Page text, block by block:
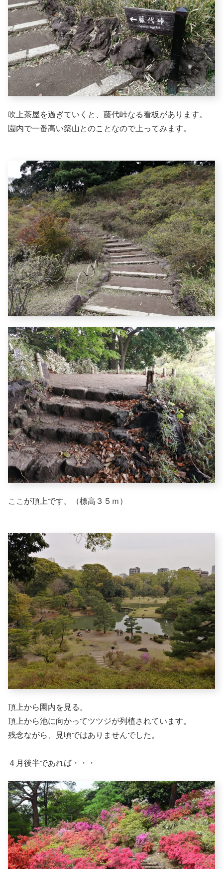
吹上茶屋を過ぎていくと、藤代峠なる看板があります。
園内で一番高い築山とのことなので上ってみます。
ここが頂上です。（標高３５ｍ）
頂上から園内を見る。
頂上から池に向かってツツジが列植されています。
残念ながら、見頃ではありませんでした。
４月後半であれば・・・